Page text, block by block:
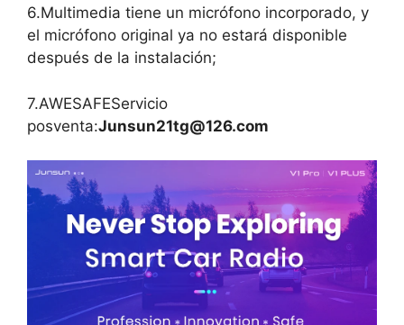
6.Multimedia tiene un micrófono incorporado, y
el micrófono original ya no estará disponible
después de la instalación;
7.AWESAFEServicio
posventa:Junsun21tg@126.com